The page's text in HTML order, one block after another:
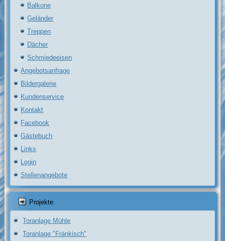
Balkone
Geländer
Treppen
Dächer
Schmiedeeisen
Angebotsanfrage
Bildergalerie
Kundenservice
Kontakt
Facebook
Gästebuch
Links
Login
Stellenangebote
Projekte
Toranlage Mühle
Toranlage "Fränkisch"